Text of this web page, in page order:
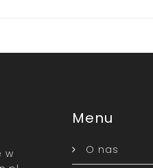
w
Menu
O nas